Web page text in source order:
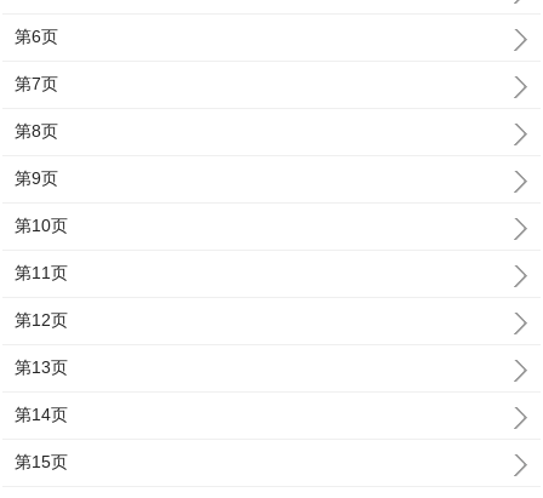
第6页
第7页
第8页
第9页
第10页
第11页
第12页
第13页
第14页
第15页